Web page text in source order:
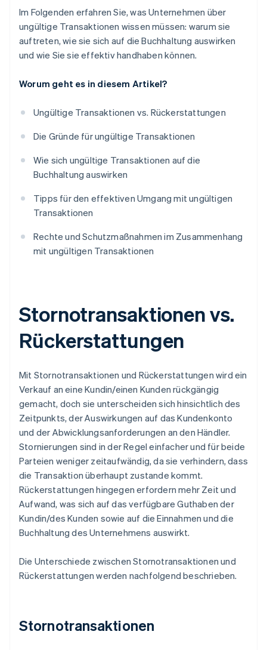
Im Folgenden erfahren Sie, was Unternehmen über
ungültige Transaktionen wissen müssen: warum sie
auftreten, wie sie sich auf die Buchhaltung auswirken
und wie Sie sie effektiv handhaben können.
Worum geht es in diesem Artikel?
Ungültige Transaktionen vs. Rückerstattungen
Die Gründe für ungültige Transaktionen
Wie sich ungültige Transaktionen auf die
Buchhaltung auswirken
Tipps für den effektiven Umgang mit ungültigen
Transaktionen
Rechte und Schutzmaßnahmen im Zusammenhang
mit ungültigen Transaktionen
Stornotransaktionen vs.
Rückerstattungen
Mit Stornotransaktionen und Rückerstattungen wird ein
Verkauf an eine Kundin/einen Kunden rückgängig
gemacht, doch sie unterscheiden sich hinsichtlich des
Zeitpunkts, der Auswirkungen auf das Kundenkonto
und der Abwicklungsanforderungen an den Händler.
Stornierungen sind in der Regel einfacher und für beide
Parteien weniger zeitaufwändig, da sie verhindern, dass
die Transaktion überhaupt zustande kommt.
Rückerstattungen hingegen erfordern mehr Zeit und
Aufwand, was sich auf das verfügbare Guthaben der
Kundin/des Kunden sowie auf die Einnahmen und die
Buchhaltung des Unternehmens auswirkt.
Die Unterschiede zwischen Stornotransaktionen und
Rückerstattungen werden nachfolgend beschrieben.
Stornotransaktionen